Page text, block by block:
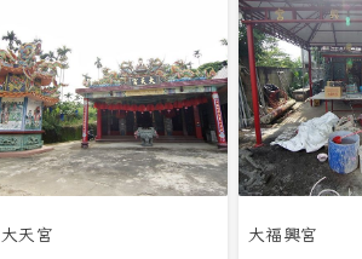
大天宮 大福興宮